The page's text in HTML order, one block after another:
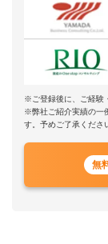
※ご登録後に、ご経験
※弊社ご紹介実績の一
す。予めご了承くださ
無